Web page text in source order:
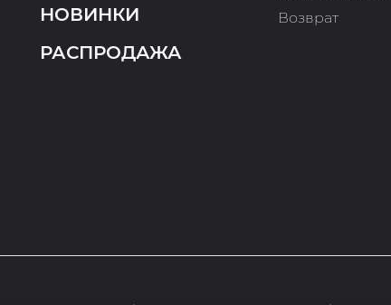
НОВИНКИ
РАСПРОДАЖА
Возврат